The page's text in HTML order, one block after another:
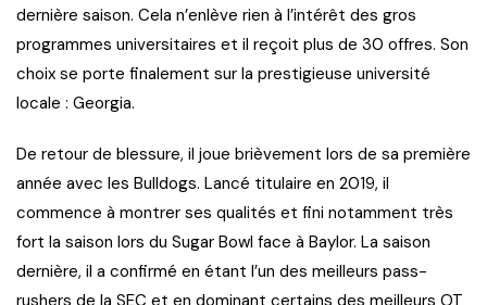
dernière saison. Cela n’enlève rien à l’intérêt des gros
programmes universitaires et il reçoit plus de 30 offres. Son
choix se porte finalement sur la prestigieuse université
locale : Georgia.
De retour de blessure, il joue brièvement lors de sa première
année avec les Bulldogs. Lancé titulaire en 2019, il
commence à montrer ses qualités et fini notamment très
fort la saison lors du Sugar Bowl face à Baylor. La saison
dernière, il a confirmé en étant l’un des meilleurs pass-
rushers de la SEC et en dominant certains des meilleurs OT